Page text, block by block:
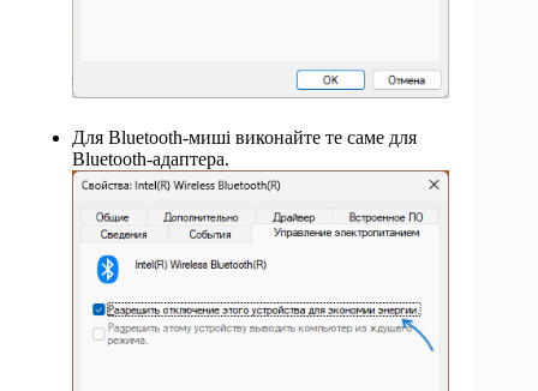
Для Bluetooth-миші виконайте те саме для
Bluetooth-адаптера.